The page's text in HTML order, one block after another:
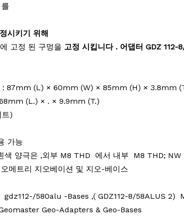
시키기 위해
고정 된 구멍을 고정 시킵니다 . 어댑터 GDZ 112-
: 87mm (L) × 60mm (W) × 85mm (H) × 3.8mm
(L.) × . × 9.9mm (T.)
)
가능
색 양극은 ,외부 M8 THD 에서 내부
M8 THD; NW
메트리 지오베이션 및 지오-베이스
gdz112-/580alu -Bases ,( GDZ112-8/58ALUS 2)
Geo-Adapters & Geo-Bases